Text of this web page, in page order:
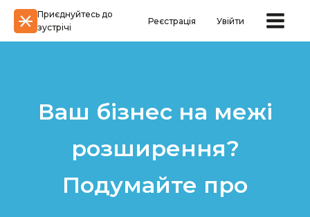
Приєднуйтесь до
зустрічі
Реєстрація Увійти
Ваш бізнес на межі
розширення?
Подумайте про